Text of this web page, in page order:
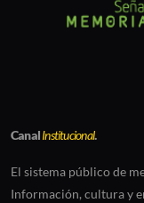
CanalInstitucional.
El sistema público de
Información, cultura y